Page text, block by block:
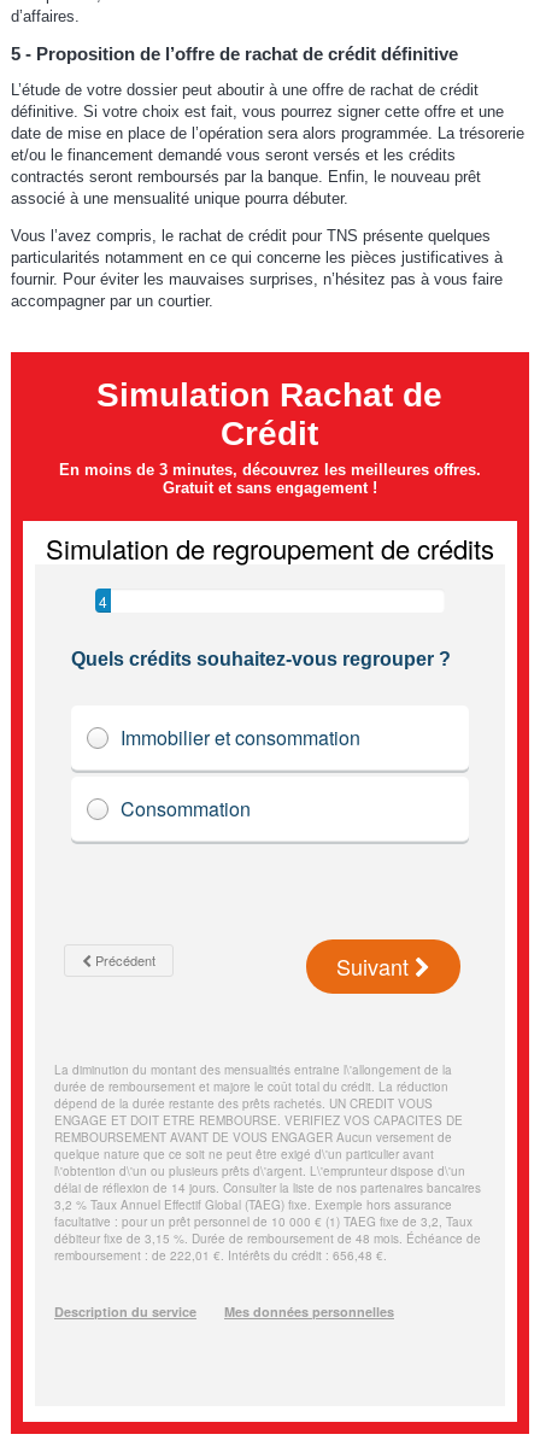
d’affaires.
5 - Proposition de l’offre de rachat de crédit définitive
L’étude de votre dossier peut aboutir à une offre de rachat de crédit
définitive. Si votre choix est fait, vous pourrez signer cette offre et une
date de mise en place de l’opération sera alors programmée. La trésorerie
et/ou le financement demandé vous seront versés et les crédits
contractés seront remboursés par la banque. Enfin, le nouveau prêt
associé à une mensualité unique pourra débuter.
Vous l’avez compris, le rachat de crédit pour TNS présente quelques
particularités notamment en ce qui concerne les pièces justificatives à
fournir. Pour éviter les mauvaises surprises, n’hésitez pas à vous faire
accompagner par un courtier.
Simulation Rachat de
Crédit
En moins de 3 minutes, découvrez les meilleures offres.
Gratuit et sans engagement !